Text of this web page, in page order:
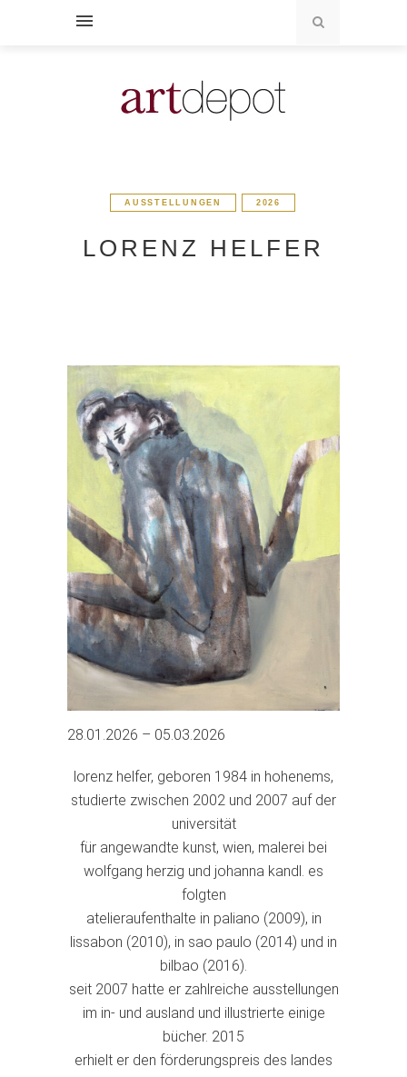
AUSSTELLUNGEN 2026
LORENZ HELFER
28.01.2026 – 05.03.2026
lorenz helfer, geboren 1984 in hohenems,
studierte zwischen 2002 und 2007 auf der
universität
für angewandte kunst, wien, malerei bei
wolfgang herzig und johanna kandl. es
folgten
atelieraufenthalte in paliano (2009), in
lissabon (2010), in sao paulo (2014) und in
bilbao (2016).
seit 2007 hatte er zahlreiche ausstellungen
im in- und ausland und illustrierte einige
bücher. 2015
erhielt er den förderungspreis des landes